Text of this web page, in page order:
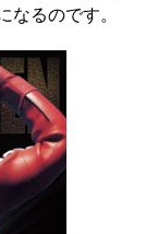
るのです。